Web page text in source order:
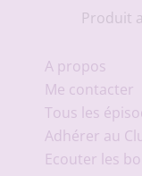
Produit
A propos
Me contacter
Tous les
Adhérer au
Ecouter les